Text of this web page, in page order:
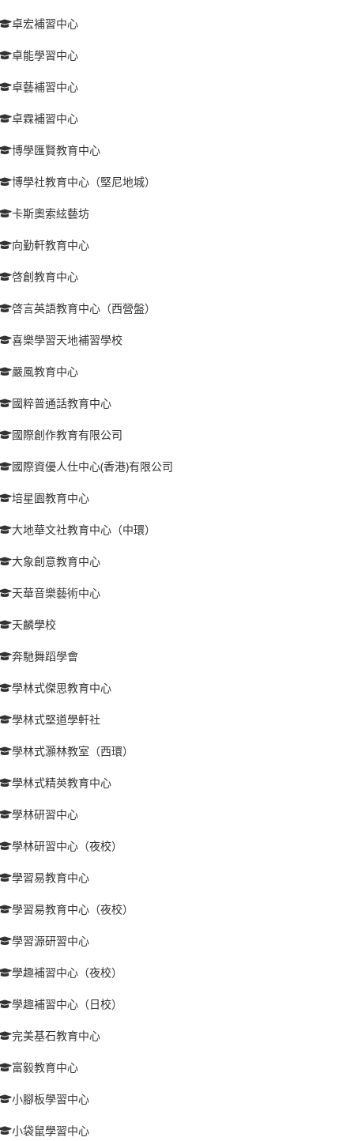
卓宏補習中心
卓能學習中心
卓藝補習中心
卓霖補習中心
博學匯賢教育中心
博學社教育中心（堅尼地城）
卡斯奧索絃藝坊
向勤軒教育中心
啓創教育中心
啓言英語教育中心（西營盤）
喜樂學習天地補習學校
嚴風教育中心
國粹普通話教育中心
國際創作教育有限公司
國際資優人仕中心(香港)有限公司
培星園教育中心
大地華文社教育中心（中環）
大象創意教育中心
天華音樂藝術中心
天麟學校
奔馳舞蹈學會
學林式傑思教育中心
學林式堅道學軒社
學林式灝林教室（西環）
學林式精英教育中心
學林研習中心
學林研習中心（夜校）
學習易教育中心
學習易教育中心（夜校）
學習源研習中心
學趣補習中心（夜校）
學趣補習中心（日校）
完美基石教育中心
富毅教育中心
小腳板學習中心
小袋鼠學習中心